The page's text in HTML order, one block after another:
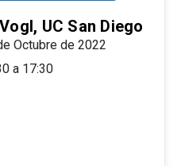
UC San Diego
Octubre de 2022
a 17:30